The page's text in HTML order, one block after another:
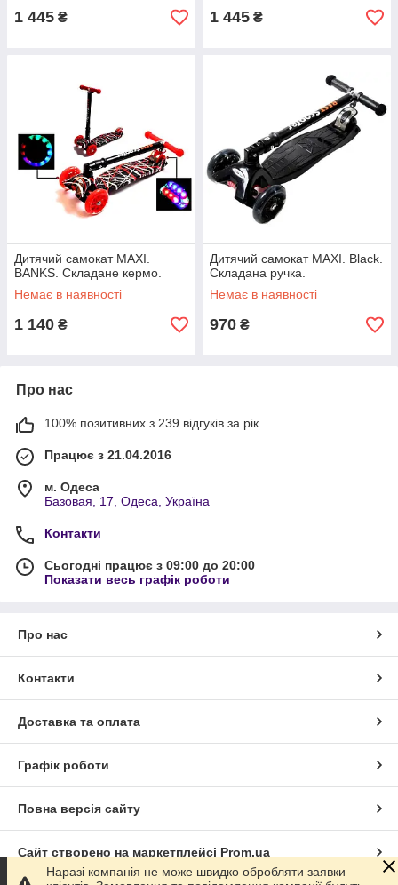
1 445 ₴ 1 445 ₴
Дитячий самокат MAXI.
BANKS. Складане кермо.
Немає в наявності
1 140 ₴
Дитячий самокат MAXI. Black.
Складана ручка.
Немає в наявності
970 ₴
Про нас
100% позитивних з 239 відгуків за рік
Працює з 21.04.2016
м. Одеса
Базовая, 17, Одеса, Україна
Контакти
Сьогодні працює з 09:00 до 20:00
Показати весь графік роботи
Про нас
Контакти
Доставка та оплата
Графік роботи
Повна версія сайту
Сайт створено на маркетплейсі Prom.ua
Наразі компанія не може швидко обробляти заявки